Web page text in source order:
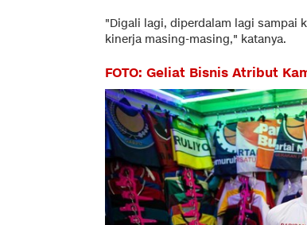
"Digali lagi, diperdalam lagi sampai
kinerja masing-masing," katanya.
FOTO: Geliat Bisnis Atribut